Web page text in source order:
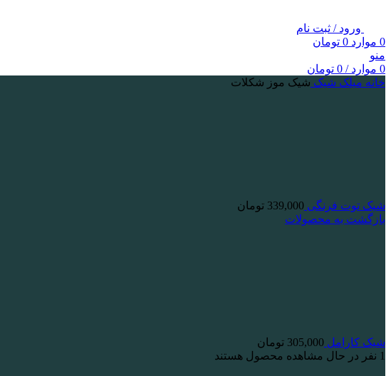
ورود / ثبت نام
0 موارد 0 تومان
منو
0 موارد /
0 تومان
خانه میلک شیک شیک موز شکلات
شیک توت فرنگی 339,000 تومان
بازگشت به محصولات
شیک کارامل 305,000 تومان
1 نفر در حال مشاهده محصول هستند